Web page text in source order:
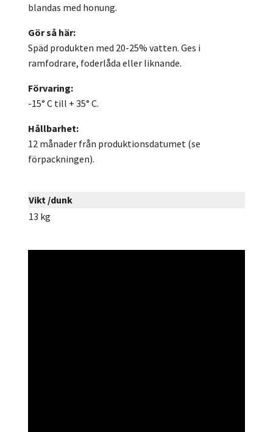
blandas med honung.
Gör så här:
Späd produkten med 20-25% vatten. Ges i
ramfodrare, foderlåda eller liknande.
Förvaring:
-15° C till + 35° C.
Hållbarhet:
12 månader från produktionsdatumet (se
förpackningen).
Vikt /dunk
13 kg